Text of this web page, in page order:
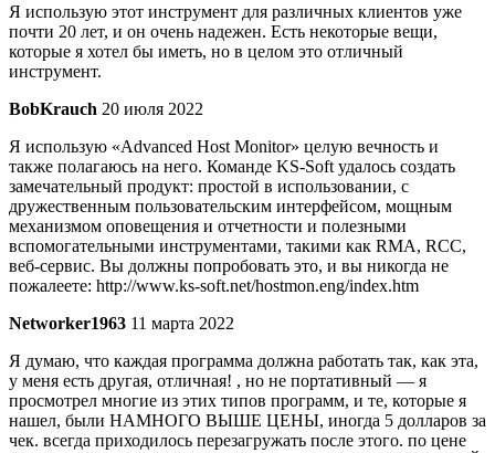
Я использую этот инструмент для различных клиентов уже
почти 20 лет, и он очень надежен. Есть некоторые вещи,
которые я хотел бы иметь, но в целом это отличный
инструмент.
BobKrauch 20 июля 2022
Я использую «Advanced Host Monitor» целую вечность и
также полагаюсь на него. Команде KS-Soft удалось создать
замечательный продукт: простой в использовании, с
дружественным пользовательским интерфейсом, мощным
механизмом оповещения и отчетности и полезными
вспомогательными инструментами, такими как RMA, RCC,
веб-сервис. Вы должны попробовать это, и вы никогда не
пожалеете: http://www.ks-soft.net/hostmon.eng/index.htm
Networker1963 11 марта 2022
Я думаю, что каждая программа должна работать так, как эта,
у меня есть другая, отличная! , но не портативный — я
просмотрел многие из этих типов программ, и те, которые я
нашел, были НАМНОГО ВЫШЕ ЦЕНЫ, иногда 5 долларов за
чек. всегда приходилось перезагружать после этого. по цене